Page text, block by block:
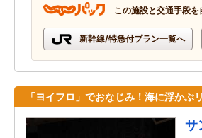
この施設と交通手段
新幹線/特急付プラン一覧へ
「ヨイフロ」でおなじみ！海に浮かぶ
サ